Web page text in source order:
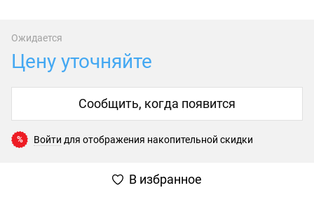
Ожидается
Цену уточняйте
Сообщить, когда появится
% Войти для отображения накопительной скидки
В избранное